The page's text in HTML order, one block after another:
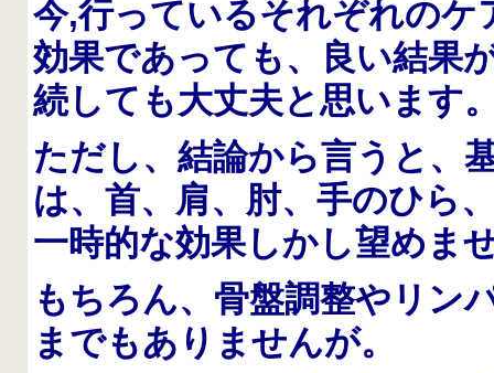
今,行っているそれぞれのケ
効果であっても、良い結果
続しても大丈夫と思います
ただし、結論から言うと、
は、首、肩、肘、手のひら
一時的な効果しかし望めま
もちろん、骨盤調整やリン
までもありませんが。